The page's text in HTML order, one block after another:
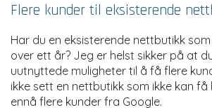
Flere kunder til eksisterende
Har du en eksisterende nettbutikk
over ett år? Jeg er helst sikker på at
uutnyttede muligheter til å få flere
ikke sett en nettbutikk som ikke kan få
ennå flere kunder fra Google.